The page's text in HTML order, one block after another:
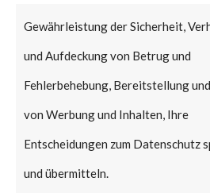
Gewährleistung der Sicherheit,
und Aufdeckung von Betrug und
Fehlerbehebung, Bereitstellung
von Werbung und Inhalten, Ihre
Entscheidungen zum Datenschutz
und übermitteln.
alleged China-
Dragon” APT
similarities with
Mustang Panda
various European